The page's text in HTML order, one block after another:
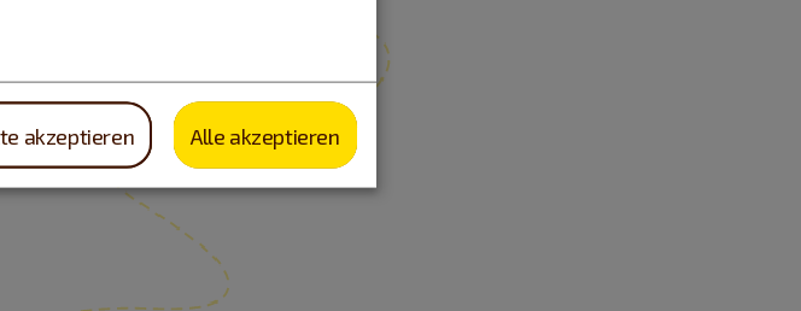
akzeptieren Alle akzeptieren